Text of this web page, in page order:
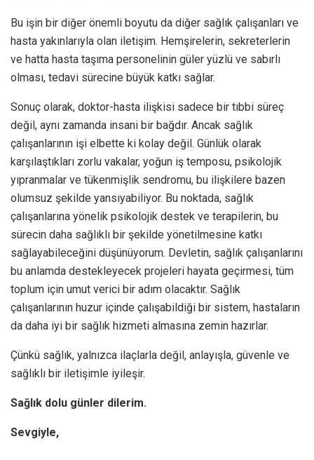
Bu işin bir diğer önemli boyutu da diğer sağlık çalışanları ve
hasta yakınlarıyla olan iletişim. Hemşirelerin, sekreterlerin
ve hatta hasta taşıma personelinin güler yüzlü ve sabırlı
olması, tedavi sürecine büyük katkı sağlar.
Sonuç olarak, doktor-hasta ilişkisi sadece bir tıbbi süreç
değil, aynı zamanda insani bir bağdır. Ancak sağlık
çalışanlarının işi elbette ki kolay değil. Günlük olarak
karşılaştıkları zorlu vakalar, yoğun iş temposu, psikolojik
yıpranmalar ve tükenmişlik sendromu, bu ilişkilere bazen
olumsuz şekilde yansıyabiliyor. Bu noktada, sağlık
çalışanlarına yönelik psikolojik destek ve terapilerin, bu
sürecin daha sağlıklı bir şekilde yönetilmesine katkı
sağlayabileceğini düşünüyorum. Devletin, sağlık çalışanlarını
bu anlamda destekleyecek projeleri hayata geçirmesi, tüm
toplum için umut verici bir adım olacaktır. Sağlık
çalışanlarının huzur içinde çalışabildiği bir sistem, hastaların
da daha iyi bir sağlık hizmeti almasına zemin hazırlar.
Çünkü sağlık, yalnızca ilaçlarla değil, anlayışla, güvenle ve
sağlıklı bir iletişimle iyileşir.
Sağlık dolu günler dilerim.
Sevgiyle,